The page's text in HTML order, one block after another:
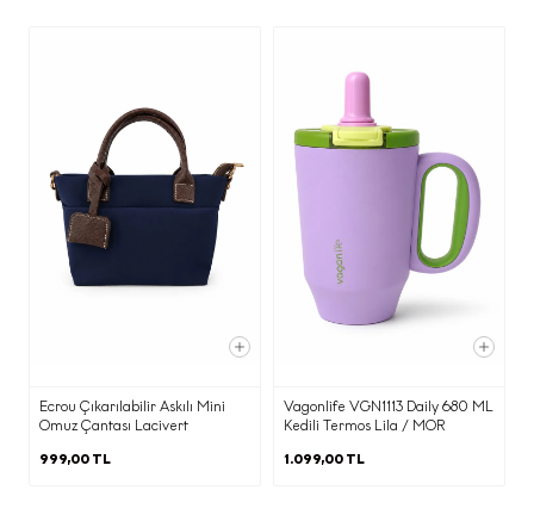
Ecrou Çıkarılabilir Askılı Mini
Omuz Çantası Lacivert
999,00 TL
Vagonlife VGN1113 Daily 680 ML
Kedili Termos Lila / MOR
1.099,00 TL
İşbu aydınlatma metninin (d)
maddesinde belirtilen kişisel verileriniz;
(b) maddesinde belirtilen amaçların
gerçekleştirilmesi doğrultusunda ve bu
amaçların yerine getirilmesi ile sınırlı
olarak; KVKK’nın 8. Maddesi
kapsamında yurt içinde yerleşik;
Yetkili kamu kurum ve kuruluşlarından
gelen taleplerin yasal düzenlemeler
amacı ile,